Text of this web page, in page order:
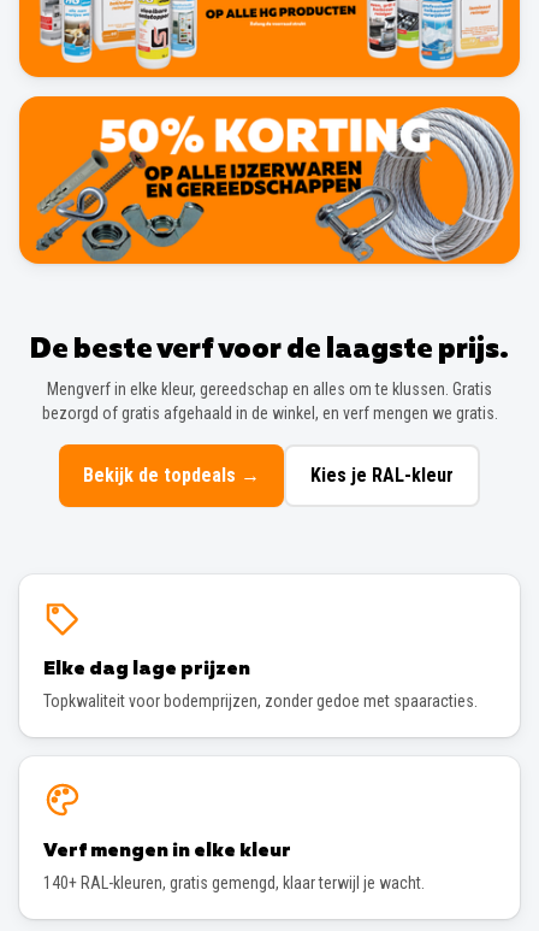
De beste verf voor de laagste prijs.
Mengverf in elke kleur, gereedschap en alles om te klussen. Gratis
bezorgd of gratis afgehaald in de winkel, en verf mengen we gratis.
Bekijk de topdeals → Kies je RAL-kleur
Elke dag lage prijzen
Topkwaliteit voor bodemprijzen, zonder gedoe met spaaracties.
Verf mengen in elke kleur
140+ RAL-kleuren, gratis gemengd, klaar terwijl je wacht.